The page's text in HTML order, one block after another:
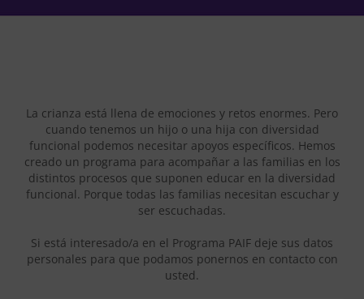
La crianza está llena de emociones y retos enormes. Pero
cuando tenemos un hijo o una hija con diversidad
funcional podemos necesitar apoyos específicos. Hemos
creado un programa para acompañar a las familias en los
distintos procesos que suponen educar en la diversidad
funcional. Porque todas las familias necesitan escuchar y
ser escuchadas.
Si está interesado/a en el Programa PAIF deje sus datos
personales para que podamos ponernos en contacto con
usted.